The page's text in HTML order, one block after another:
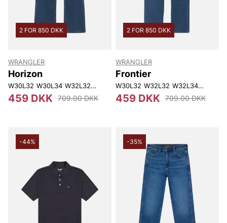
2 FOR 850 DKK
WRANGLER
Horizon
W30L32 W30L34 W32L32 W32L34 W33L32 W34L34 W36L32
459 DKK 709.00 DKK
2 FOR 850 DKK
WRANGLER
Frontier
W30L32 W32L32 W32L34 W34L32
459 DKK 709.00 DKK
-44% -35%